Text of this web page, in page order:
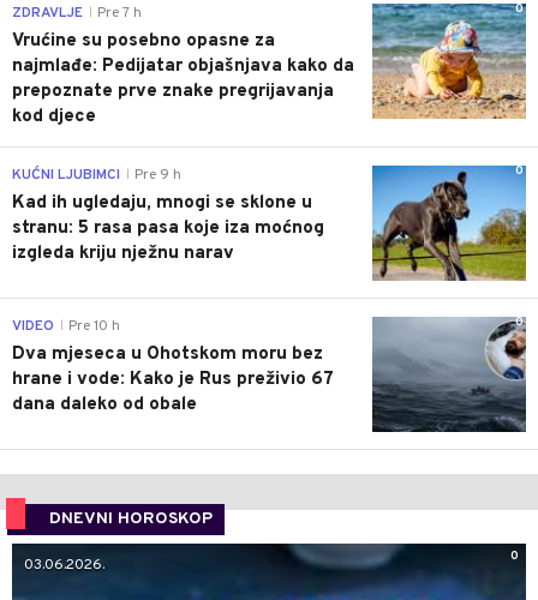
0
ZDRAVLJE Pre 7 h
Vrućine su posebno opasne za
najmlađe: Pedijatar objašnjava kako da
prepoznate prve znake pregrijavanja
kod djece
0
KUĆNI LJUBIMCI Pre 9 h
Kad ih ugledaju, mnogi se sklone u
stranu: 5 rasa pasa koje iza moćnog
izgleda kriju nježnu narav
0
VIDEO Pre 10 h
Dva mjeseca u Ohotskom moru bez
hrane i vode: Kako je Rus preživio 67
dana daleko od obale
DNEVNI HOROSKOP
0
03.06.2026.